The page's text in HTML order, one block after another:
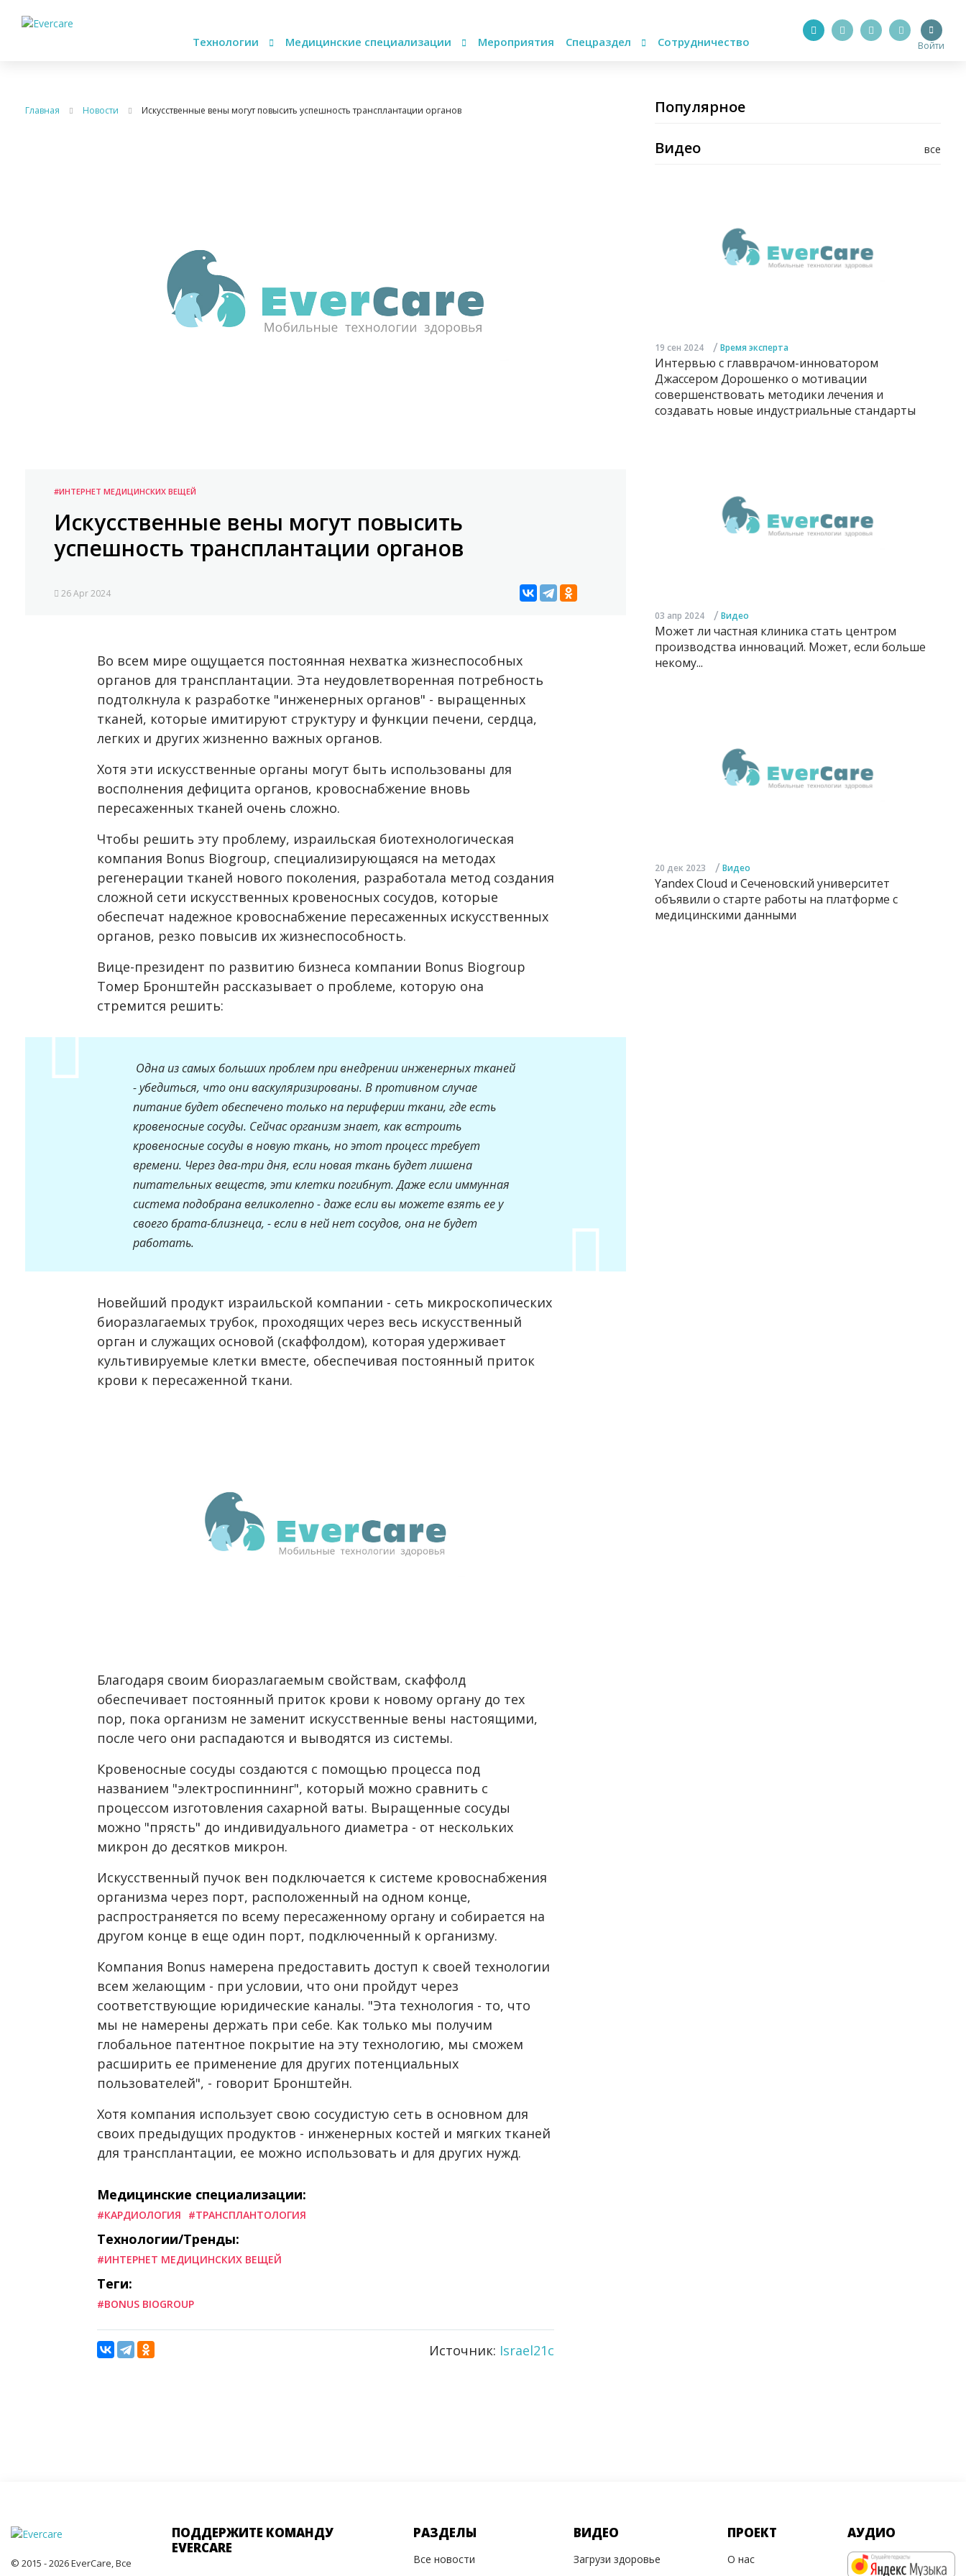
Технологии Медицинские специализации Мероприятия Спецраздел Сотрудничество Войти
Главная Новости Искусственные вены могут повысить успешность трансплантации органов
#ИНТЕРНЕТ МЕДИЦИНСКИХ ВЕЩЕЙ
Искусственные вены могут повысить
успешность трансплантации органов
26 Apr 2024
Во всем мире ощущается постоянная нехватка жизнеспособных
органов для трансплантации. Эта неудовлетворенная потребность
подтолкнула к разработке "инженерных органов" - выращенных
тканей, которые имитируют структуру и функции печени, сердца,
легких и других жизненно важных органов.
Хотя эти искусственные органы могут быть использованы для
восполнения дефицита органов, кровоснабжение вновь
пересаженных тканей очень сложно.
Чтобы решить эту проблему, израильская биотехнологическая
компания Bonus Biogroup, специализирующаяся на методах
регенерации тканей нового поколения, разработала метод создания
сложной сети искусственных кровеносных сосудов, которые
обеспечат надежное кровоснабжение пересаженных искусственных
органов, резко повысив их жизнеспособность.
Вице-президент по развитию бизнеса компании Bonus Biogroup
Томер Бронштейн рассказывает о проблеме, которую она
стремится решить:
Одна из самых больших проблем при внедрении инженерных тканей
- убедиться, что они васкуляризированы. В противном случае
питание будет обеспечено только на периферии ткани, где есть
кровеносные сосуды. Сейчас организм знает, как встроить
кровеносные сосуды в новую ткань, но этот процесс требует
времени. Через два-три дня, если новая ткань будет лишена
питательных веществ, эти клетки погибнут. Даже если иммунная
система подобрана великолепно - даже если вы можете взять ее у
своего брата-близнеца, - если в ней нет сосудов, она не будет
работать.
Новейший продукт израильской компании - сеть микроскопических
биоразлагаемых трубок, проходящих через весь искусственный
орган и служащих основой (скаффолдом), которая удерживает
культивируемые клетки вместе, обеспечивая постоянный приток
крови к пересаженной ткани.
Благодаря своим биоразлагаемым свойствам, скаффолд
обеспечивает постоянный приток крови к новому органу до тех
пор, пока организм не заменит искусственные вены настоящими,
после чего они распадаются и выводятся из системы.
Кровеносные сосуды создаются с помощью процесса под
названием "электроспиннинг", который можно сравнить с
процессом изготовления сахарной ваты. Выращенные сосуды
можно "прясть" до индивидуального диаметра - от нескольких
микрон до десятков микрон.
Искусственный пучок вен подключается к системе кровоснабжения
организма через порт, расположенный на одном конце,
распространяется по всему пересаженному органу и собирается на
другом конце в еще один порт, подключенный к организму.
Компания Bonus намерена предоставить доступ к своей технологии
всем желающим - при условии, что они пройдут через
соответствующие юридические каналы. "Эта технология - то, что
мы не намерены держать при себе. Как только мы получим
глобальное патентное покрытие на эту технологию, мы сможем
расширить ее применение для других потенциальных
пользователей", - говорит Бронштейн.
Хотя компания использует свою сосудистую сеть в основном для
своих предыдущих продуктов - инженерных костей и мягких тканей
для трансплантации, ее можно использовать и для других нужд.
Медицинские специализации:
#КАРДИОЛОГИЯ #ТРАНСПЛАНТОЛОГИЯ
Технологии/Тренды:
#ИНТЕРНЕТ МЕДИЦИНСКИХ ВЕЩЕЙ
Теги:
#BONUS BIOGROUP
Источник: Israel21c
Популярное
все
Видео
19 сен 2024 / Время эксперта
Интервью с главврачом-инноватором
Джассером Дорошенко о мотивации
совершенствовать методики лечения и
создавать новые индустриальные стандарты
03 апр 2024 / Видео
Может ли частная клиника стать центром
производства инноваций. Может, если больше
некому...
20 дек 2023 / Видео
Yandex Cloud и Сеченовский университет
объявили о старте работы на платформе с
медицинскими данными
© 2015 - 2026 EverCare, Все
ПОДДЕРЖИТЕ КОМАНДУ
EVERCARE
РАЗДЕЛЫ
Все новости
ВИДЕО
Загрузи здоровье
ПРОЕКТ
О нас
АУДИО